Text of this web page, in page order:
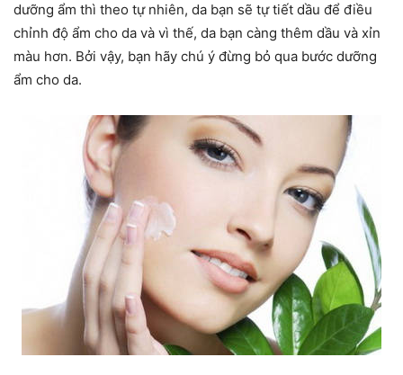
dưỡng ẩm thì theo tự nhiên, da bạn sẽ tự tiết dầu để điều
chỉnh độ ẩm cho da và vì thế, da bạn càng thêm dầu và xỉn
màu hơn. Bởi vậy, bạn hãy chú ý đừng bỏ qua bước dưỡng
ẩm cho da.